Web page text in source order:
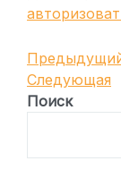
по
Предыдущая
запись
Следующая
запись
Следующая
Поиск